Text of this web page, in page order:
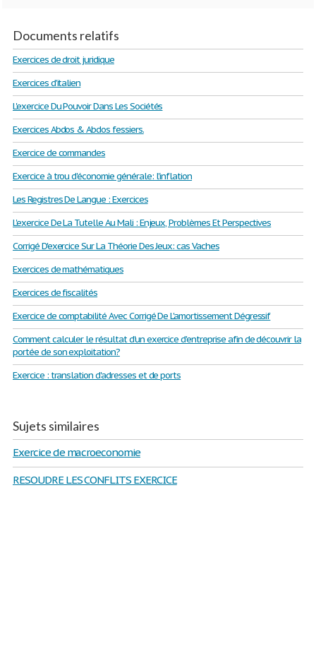
Documents relatifs
Exercices de droit juridique
Exercices d'italien
L'exercice Du Pouvoir Dans Les Sociétés
Exercices Abdos & Abdos fessiers.
Exercice de commandes
Exercice à trou d'économie générale: l'inflation
Les Registres De Langue : Exercices
L'exercice De La Tutelle Au Mali : Enjeux, Problèmes Et Perspectives
Corrigé D'exercice Sur La Théorie Des Jeux: cas Vaches
Exercices de mathématiques
Exercices de fiscalités
Exercice de comptabilité Avec Corrigé De L'amortissement Dégressif
Comment calculer le résultat d'un exercice d'entreprise afin de découvrir la
portée de son exploitation?
Exercice : translation d'adresses et de ports
Sujets similaires
Exercice de macroeconomie
RESOUDRE LES CONFLITS EXERCICE